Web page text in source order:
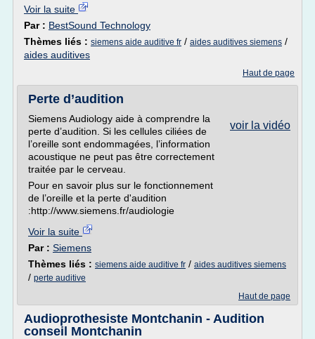
Voir la suite
Par : BestSound Technology
Thèmes liés : siemens aide auditive fr / aides auditives siemens /
aides auditives
Haut de page
Perte d’audition
voir la vidéo
Siemens Audiology aide à comprendre la
perte d’audition. Si les cellules ciliées de
l’oreille sont endommagées, l’information
acoustique ne peut pas être correctement
traitée par le cerveau.
Pour en savoir plus sur le fonctionnement
de l’oreille et la perte d'audition
:http://www.siemens.fr/audiologie
Voir la suite
Par : Siemens
Thèmes liés : siemens aide auditive fr / aides auditives siemens
/ perte auditive
Haut de page
Audioprothesiste Montchanin - Audition
conseil Montchanin